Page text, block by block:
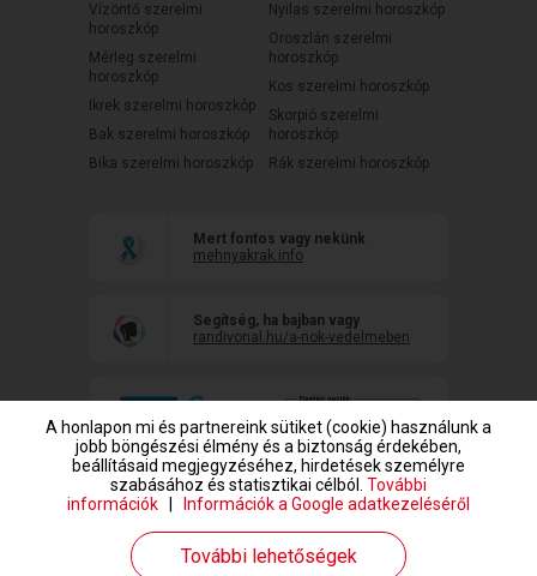
Vízöntő szerelmi
horoszkóp
Mérleg szerelmi
horoszkóp
Ikrek szerelmi horoszkóp
Bak szerelmi horoszkóp
Bika szerelmi horoszkóp
Nyilas szerelmi horoszkóp
Oroszlán szerelmi
horoszkóp
Kos szerelmi horoszkóp
Skorpió szerelmi
horoszkóp
Rák szerelmi horoszkóp
Mert fontos vagy nekünk
mehnyakrak.info
Segítség, ha bajban vagy
randivonal.hu/a-nok-vedelmeben
www.randivonal.hu © Copyright 1999-2026 Dating Central Europe Zrt.
A honlapon mi és partnereink sütiket (cookie) használunk a
jobb böngészési élmény és a biztonság érdekében,
beállításaid megjegyzéséhez, hirdetések személyre
szabásához és statisztikai célból. További
információk
Információk a Google adatkezeléséről
További lehetőségek